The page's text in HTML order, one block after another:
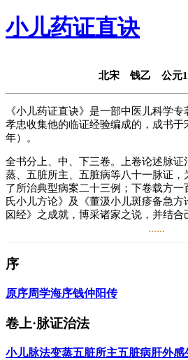
小儿药证直诀
北宋 钱乙 公元
《小儿药证直诀》是一部中医儿科学
孝忠收集他的临证经验编成的，成书于
年）。
全书分上、中、下三卷。上卷论述脉
蒸、五脏所主、五脏病等八十一脉证，
了所治典型病案二十三例；下卷载方一
氏小儿方论》及《董汲小儿斑疹备急
囟经》之成就，博采诸家之说，并结合
腑辨证理论做出了贡献。书中所载方剂
又有钱乙之临证经验方和化裁古方而成
青丸等至今仍广泛应用于临床。
对其后儿科学发展以及后世医家均深有
全书总目提要》称其为“幼科之鼻祖，
之功”。
......
序
原序周学海序钱仲阳传
卷上·脉证治法
小儿脉法变蒸五脏所主五脏病肝外感